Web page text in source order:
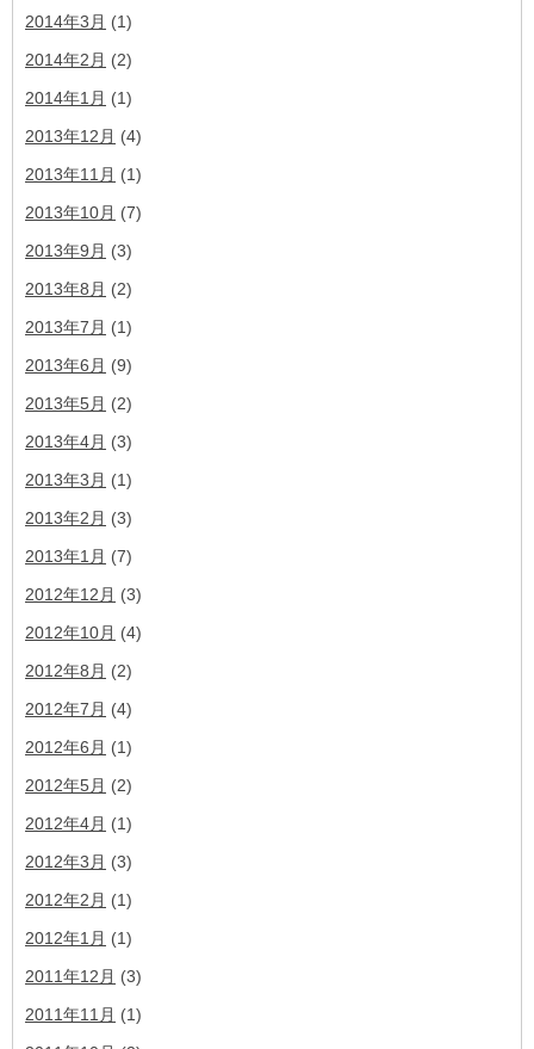
2014年3月 (1)
2014年2月 (2)
2014年1月 (1)
2013年12月 (4)
2013年11月 (1)
2013年10月 (7)
2013年9月 (3)
2013年8月 (2)
2013年7月 (1)
2013年6月 (9)
2013年5月 (2)
2013年4月 (3)
2013年3月 (1)
2013年2月 (3)
2013年1月 (7)
2012年12月 (3)
2012年10月 (4)
2012年8月 (2)
2012年7月 (4)
2012年6月 (1)
2012年5月 (2)
2012年4月 (1)
2012年3月 (3)
2012年2月 (1)
2012年1月 (1)
2011年12月 (3)
2011年11月 (1)